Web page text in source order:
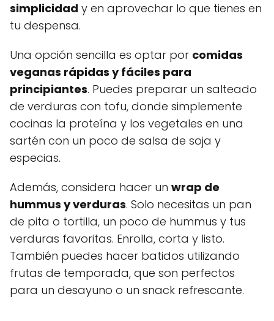
simplicidad y en aprovechar lo que tienes en
tu despensa.
Una opción sencilla es optar por comidas
veganas rápidas y fáciles para
principiantes. Puedes preparar un salteado
de verduras con tofu, donde simplemente
cocinas la proteína y los vegetales en una
sartén con un poco de salsa de soja y
especias.
Además, considera hacer un wrap de
hummus y verduras. Solo necesitas un pan
de pita o tortilla, un poco de hummus y tus
verduras favoritas. Enrolla, corta y listo.
También puedes hacer batidos utilizando
frutas de temporada, que son perfectos
para un desayuno o un snack refrescante.